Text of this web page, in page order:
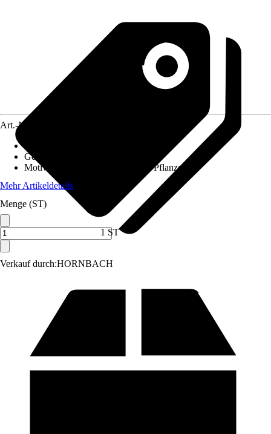
Verkauf durch:HORNBACH
Art.-Nr.
Gewicht
Motivkategorie
Tiere, Blumen & Pflanzen
Mehr Artikeldetails
Menge (ST)
1 ST